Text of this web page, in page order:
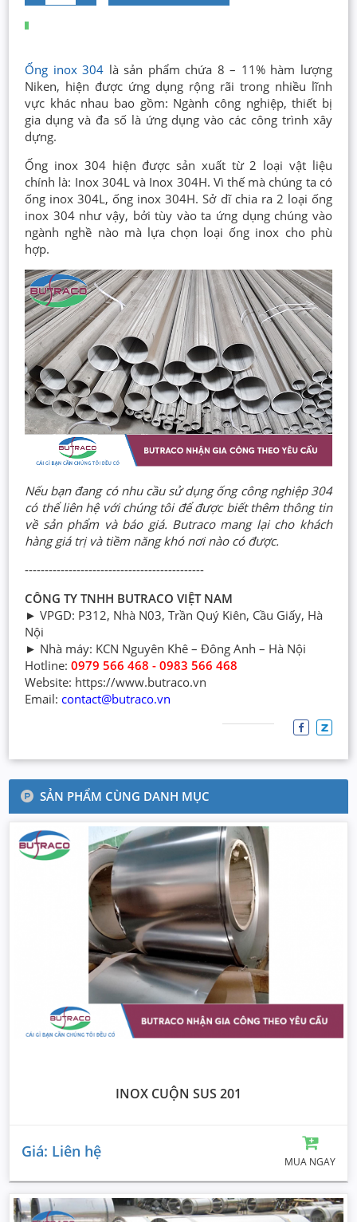
Ống inox 304 là sản phẩm chứa 8 – 11% hàm lượng
Niken, hiện được ứng dụng rộng rãi trong nhiều lĩnh
vực khác nhau bao gồm: Ngành công nghiệp, thiết bị
gia dụng và đa số là ứng dụng vào các công trình xây
dựng.
Ống inox 304 hiện được sản xuất từ 2 loại vật liệu
chính là: Inox 304L và Inox 304H. Vì thế mà chúng ta có
ống inox 304L, ống inox 304H. Sở dĩ chia ra 2 loại ống
inox 304 như vậy, bởi tùy vào ta ứng dụng chúng vào
ngành nghề nào mà lựa chọn loại ống inox cho phù
hợp.
Nếu bạn đang có nhu cầu sử dụng ống công nghiệp 304
có thể liên hệ với chúng tôi để được biết thêm thông tin
về sản phẩm và báo giá. Butraco mang lại cho khách
hàng giá trị và tiềm năng khó nơi nào có được.
---------------------------------------------
CÔNG TY TNHH BUTRACO VIỆT NAM
► VPGD: P312, Nhà N03, Trần Quý Kiên, Cầu Giấy, Hà
Nội
► Nhà máy: KCN Nguyên Khê – Đông Anh – Hà Nội
Hotline:0979 566 468 - 0983 566 468
Website: https://www.butraco.vn
Email: contact@butraco.vn
SẢN PHẨM CÙNG DANH MỤC
INOX CUỘN SUS 201
Giá: Liên hệ
MUA NGAY